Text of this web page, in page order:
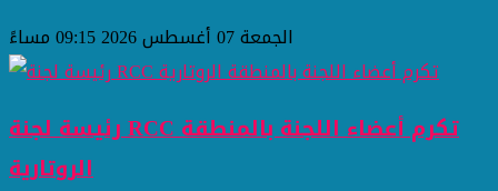
الجمعة 07 أغسطس 2026 09:15 مساءً
رئيسة لجنة RCC تكرم أعضاء اللجنة بالمنطقة
الروتارية